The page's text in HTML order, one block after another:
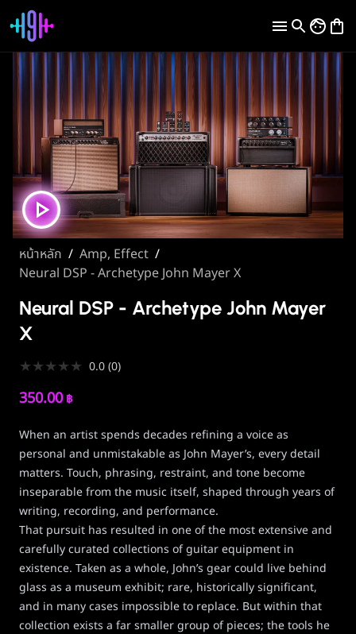
หน้าหลัก / Amp, Effect /
Neural DSP - Archetype John Mayer X
Neural DSP - Archetype John Mayer
X
★★★★★ 0.0(0)
350.00 ฿
When an artist spends decades refining a voice as
personal and unmistakable as John Mayer’s, every detail
matters. Touch, phrasing, restraint, and tone become
inseparable from the music itself, shaped through years of
writing, recording, and performance.
That pursuit has resulted in one of the most extensive and
carefully curated collections of guitar equipment in
existence. Taken as a whole, John’s gear could live behind
glass as a museum exhibit; rare, historically significant,
and in many cases impossible to replace. But within that
collection exists a far smaller group of pieces; the tools he